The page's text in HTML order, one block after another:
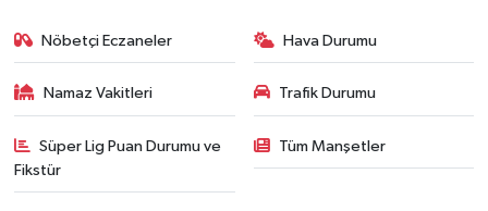
Nöbetçi Eczaneler Hava Durumu
Namaz Vakitleri Trafik Durumu
Süper Lig Puan Durumu ve
Fikstür
Tüm Manşetler